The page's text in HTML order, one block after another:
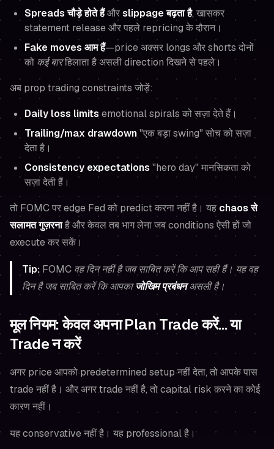
Spreads चौड़े होते हैंऔरslippage बढ़ता है, खासकर
statement release और पहले repricing के दौरान।
Fake moves आम हैं—price अक्सर longs और shorts दोनों
को कई बारहिलाता है असली direction दिखने से पहले।
अब prop trading constraints जोड़ें:
Daily loss limits emotional spirals को सज़ा देते हैं।
Trailing/max drawdown"एक बड़ा swing" सोच को सज़ा
देता है।
Consistency expectations "hero day" मानसिकता को
सज़ा देती हैं।
तो FOMC पर edge Fed को predict करना नहीं है। यह chaos से
सलामत गुज़रनाहै और केवल तब भाग लेना जब conditions ऐसी हों जो
execute कर सकें।
Tip: FOMC वह दिन नहीं है जब साबित करें कि आप सही हैं। यह वह
दिन है जब साबित करें कि आपकाजोखिम प्रबंधनअसली है।
मूल नियम: केवल अपना Plan Trade करें… या
Trade न करें
अगर price आपको predetermined setup नहीं देता, तो आपके पास
trade नहीं है। और अगर trade नहीं है, तो capital risk करने का कोई
कारण नहीं।
यह conservative नहीं है। यह professional है।